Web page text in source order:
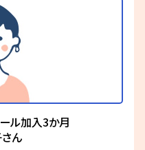
ル加入3か月
ん